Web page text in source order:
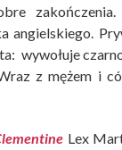
angielskiego.
wywołuje
z mężem i
Lex